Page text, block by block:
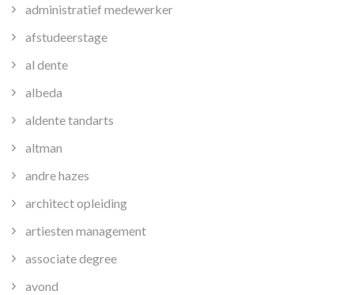
administratief medewerker
afstudeerstage
al dente
albeda
aldente tandarts
altman
andre hazes
architect opleiding
artiesten management
associate degree
avond